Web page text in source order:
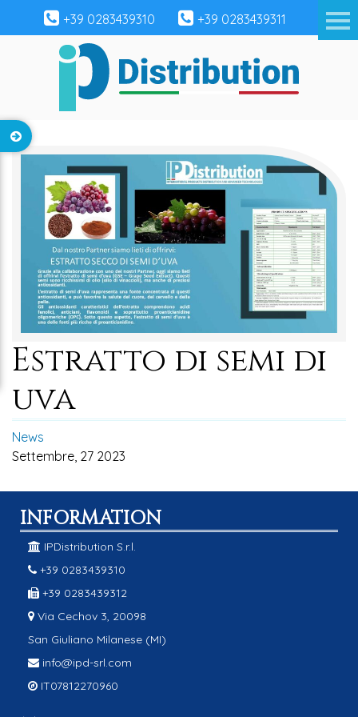
+39 0283439310 +39 0283439311
Estratto di semi di
uva
News
Settembre, 27 2023
INFORMATION
IPDistribution S.r.l.
+39 0283439310
+39 0283439312
Via Cechov 3, 20098
San Giuliano Milanese (MI)
info@ipd-srl.com
IT07812270960